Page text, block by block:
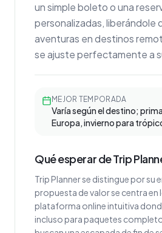
un simple boleto o una
personalizadas, liberándole
aventuras en destinos
se ajuste perfectamente a
MEJOR TEMPORADA
Varía según el destino;
Europa, invierno para
Qué esperar de Trip
Trip Planner se distingue por
propuesta de valor se centra en
plataforma online intuitiva
incluso para paquetes